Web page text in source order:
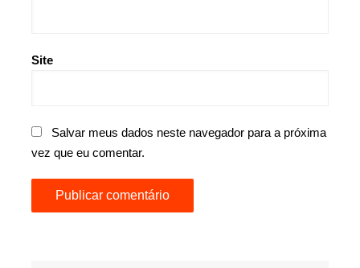
Site
Salvar meus dados neste navegador para a próxima
vez que eu comentar.